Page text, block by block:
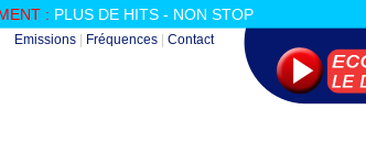
: PLUS DE HITS - NON STOP
Emissions Fréquences Contact